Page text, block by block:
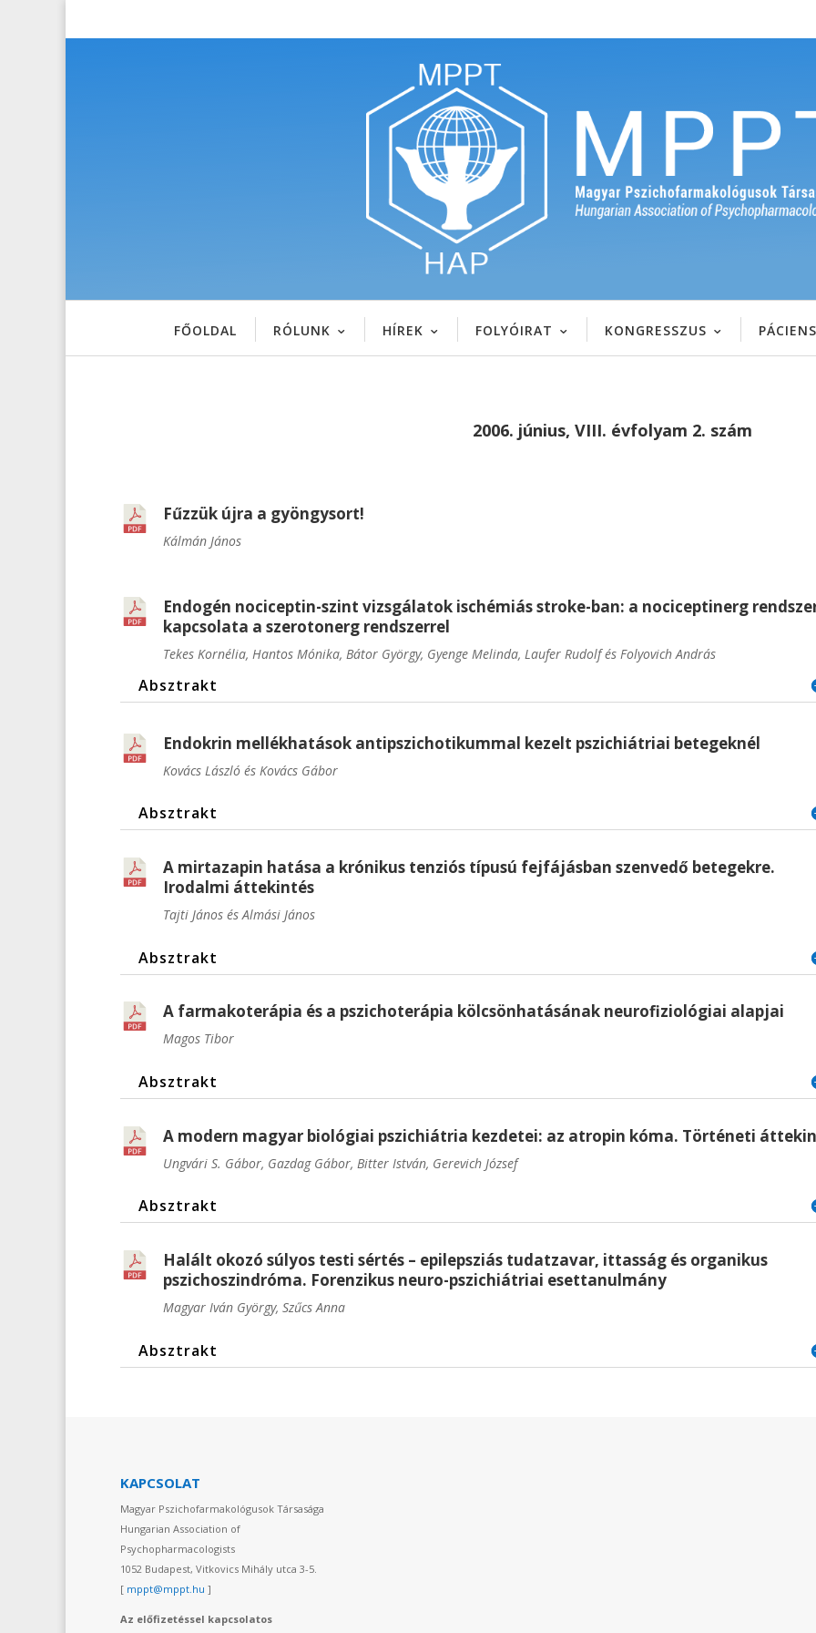
FŐOLDAL RÓLUNK HÍREK FOLYÓIRAT KONGRESSZUS
2006. június, VIII. évfolyam 2. szám
Fűzzük újra a gyöngysort!
Kálmán János
Endogén nociceptin-szint vizsgálatok ischémiás stroke-ban: a nociceptinerg
kapcsolata a szerotonerg rendszerrel
Tekes Kornélia, Hantos Mónika, Bátor György, Gyenge Melinda, Laufer Rudolf és Folyovich András
Absztrakt
Endokrin mellékhatások antipszichotikummal kezelt pszichiátriai betegeknél
Kovács László és Kovács Gábor
Absztrakt
A mirtazapin hatása a krónikus tenziós típusú fejfájásban szenvedő betegekre.
Irodalmi áttekintés
Tajti János és Almási János
Absztrakt
A farmakoterápia és a pszichoterápia kölcsönhatásának neurofiziológiai alapjai
Magos Tibor
Absztrakt
A modern magyar biológiai pszichiátria kezdetei: az atropin kóma. Történeti
Ungvári S. Gábor, Gazdag Gábor, Bitter István, Gerevich József
Absztrakt
Halált okozó súlyos testi sértés – epilepsziás tudatzavar, ittasság és organikus
pszichoszindróma. Forenzikus neuro-pszichiátriai esettanulmány
Magyar Iván György, Szűcs Anna
Absztrakt
KAPCSOLAT
Magyar Pszichofarmakológusok Társasága
Hungarian Association of
Psychopharmacologists
1052 Budapest, Vitkovics Mihály utca 3-5.
[ mppt@mppt.hu ]
Az előfizetéssel kapcsolatos